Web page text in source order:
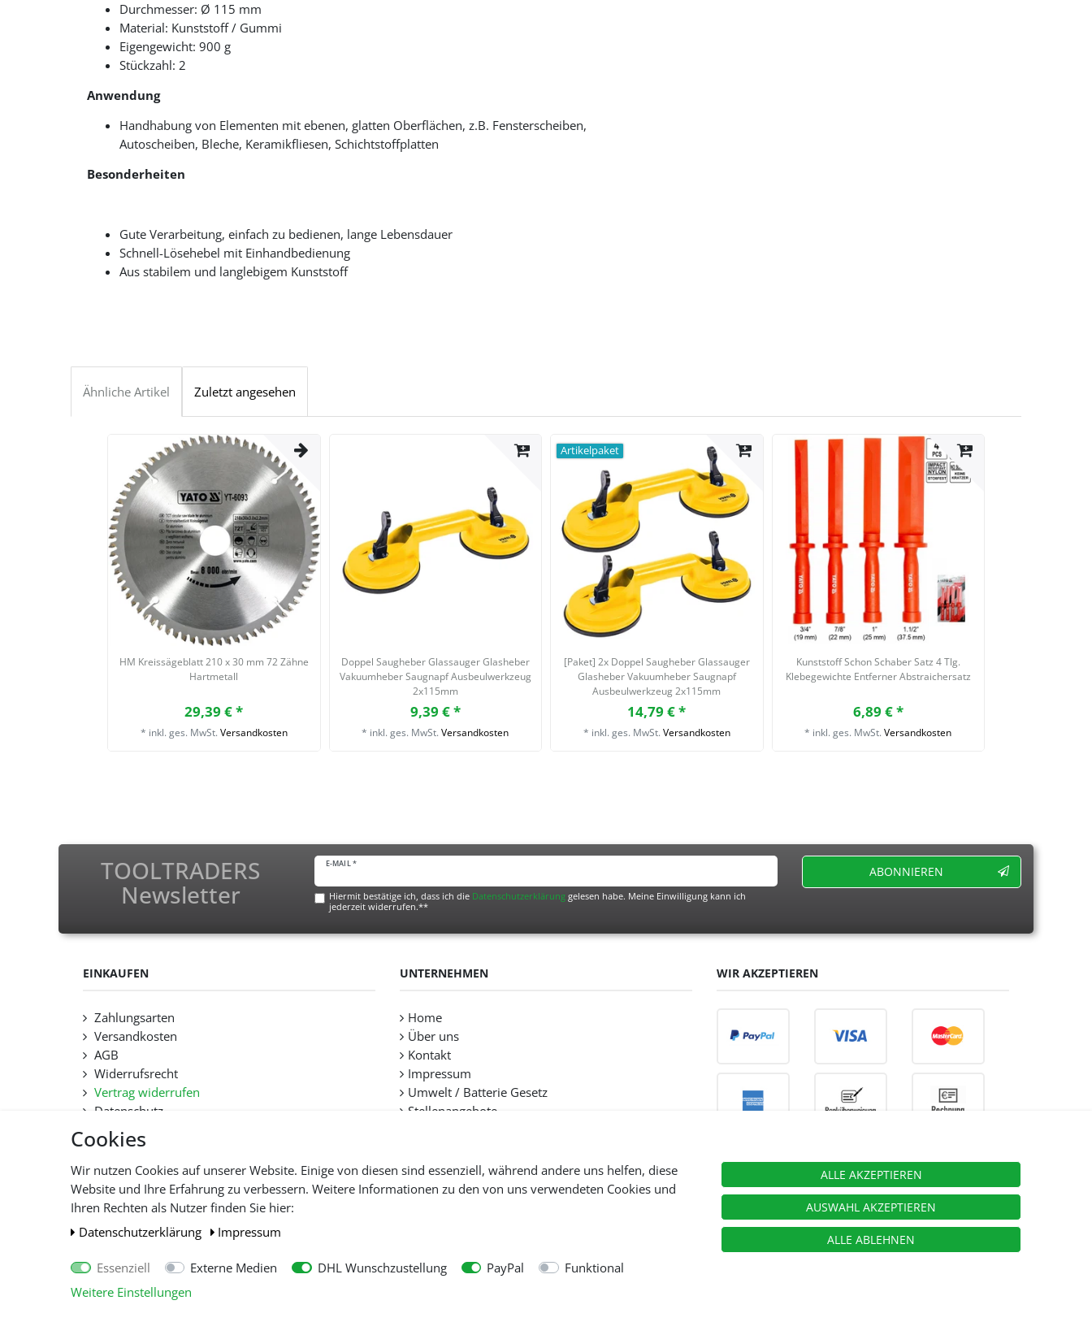
Cookies
Wir nutzen Cookies auf unserer Website. Einige von diesen sind essenziell, während andere uns helfen, diese
Website und Ihre Erfahrung zu verbessern. Weitere Informationen zu den von uns verwendeten Cookies und
Ihren Rechten als Nutzer finden Sie hier:
Daten­schutz­erklärung
Impressum
Essenziell Externe Medien DHL Wunschzustellung PayPal
Funktional
Weitere Einstellungen
ALLE AKZEPTIEREN
AUSWAHL AKZEPTIEREN
ALLE ABLEHNEN
Durchmesser: Ø 115 mm
Material: Kunststoff / Gummi
Eigengewicht: 900 g
Stückzahl: 2
Anwendung
Handhabung von Elementen mit ebenen, glatten Oberflächen, z.B. Fensterscheiben,
Autoscheiben, Bleche, Keramikfliesen, Schichtstoffplatten
Besonderheiten
Gute Verarbeitung, einfach zu bedienen, lange Lebensdauer
Schnell-Lösehebel mit Einhandbedienung
Aus stabilem und langlebigem Kunststoff
Ähnliche Artikel Zuletzt angesehen
HM Kreissägeblatt 210 x 30 mm 72 Zähne
Hartmetall
29,39 € *
* inkl. ges. MwSt. Versandkosten
Doppel Saugheber Glassauger Glasheber
Vakuumheber Saugnapf Ausbeulwerkzeug
2x115mm
9,39 € *
* inkl. ges. MwSt. Versandkosten
Artikelpaket
[Paket] 2x Doppel Saugheber Glassauger
Glasheber Vakuumheber Saugnapf
Ausbeulwerkzeug 2x115mm
14,79 € *
* inkl. ges. MwSt. Versandkosten
Kunststoff Schon Schaber Satz 4 Tlg.
Klebegewichte Entferner Abstraichersatz
6,89 € *
* inkl. ges. MwSt. Versandkosten
TOOLTRADERS
Newsletter
E-MAIL *
Hiermit bestätige ich, dass ich die Daten­schutz­erklärunggelesen habe. Meine Einwilligung kann ich
jederzeit widerrufen.**
ABONNIEREN
EINKAUFEN
Zahlungsarten
Versandkosten
AGB
Widerrufsrecht
Vertrag widerrufen
Datenschutz
Hilfe
Lieferfristen und Lieferbeschränkung
UNTERNEHMEN
Home
Über uns
Kontakt
Impressum
Umwelt / Batterie Gesetz
Stellenangebote
WIR AKZEPTIEREN
Alle Preise inkl. gesetzl. Mehwersteuer zzgl.Versandkosten , wenn nicht anders beschrieben.